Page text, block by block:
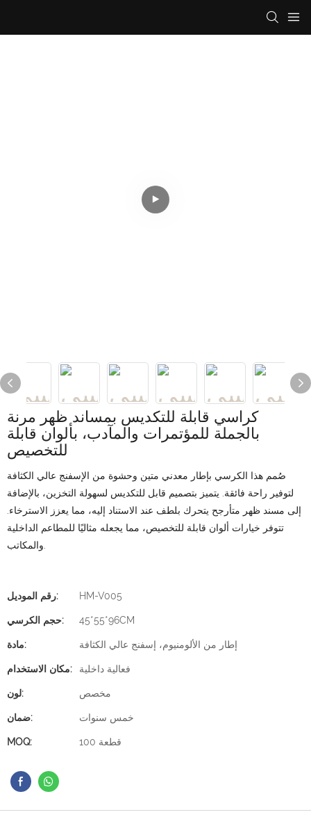
كراسي قابلة للتكديس بمساند ظهر مرنة
بالجملة للمؤتمرات والمآدب، بألوان قابلة
للتخصيص
صُمم هذا الكرسي بإطار معدني متين وحشوة من الإسفنج عالي الكثافة
لتوفير راحة فائقة. يتميز بتصميم قابل للتكديس لسهولة التخزين، بالإضافة
إلى مسند ظهر متأرجح يتحرك بلطف عند الاستناد إليه، مما يعزز الاسترخاء.
تتوفر خيارات ألوان قابلة للتخصيص، مما يجعله مثاليًا للمطاعم الداخلية
والمكاتب.
رقم الموديل: HM-V005
حجم الكرسي: 45*55*96CM
مادة: إطار من الألومنيوم، إسفنج عالي الكثافة
مكان الاستخدام: فعالية داخلية
لون: مخصص
ضمان: خمس سنوات
MOQ: 100 قطعة